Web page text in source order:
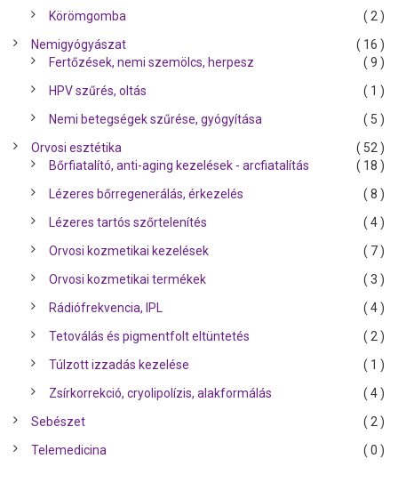
Körömgomba
( 2 )
Nemigyógyászat
( 16 )
Fertőzések, nemi szemölcs, herpesz
( 9 )
HPV szűrés, oltás
( 1 )
Nemi betegségek szűrése, gyógyítása
( 5 )
Orvosi esztétika
( 52 )
Bőrfiatalító, anti-aging kezelések - arcfiatalítás
( 18 )
Lézeres bőrregenerálás, érkezelés
( 8 )
Lézeres tartós szőrtelenítés
( 4 )
Orvosi kozmetikai kezelések
( 7 )
Orvosi kozmetikai termékek
( 3 )
Rádiófrekvencia, IPL
( 4 )
Tetoválás és pigmentfolt eltüntetés
( 2 )
Túlzott izzadás kezelése
( 1 )
Zsírkorrekció, cryolipolízis, alakformálás
( 4 )
Sebészet
( 2 )
Telemedicina
( 0 )